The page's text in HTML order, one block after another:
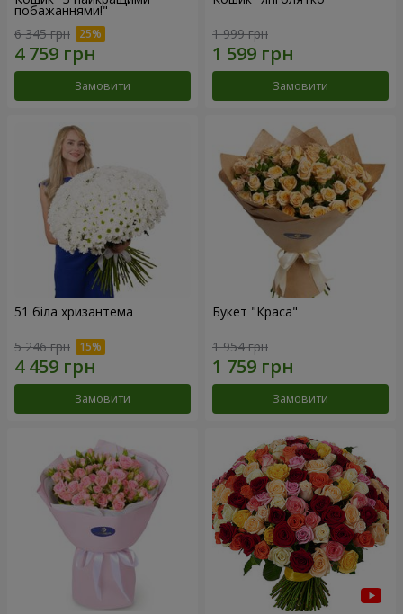
побажаннями!"
6 345 грн
Замовити
1 999 грн
Замовити
51 біла хризантема
5 246 грн
Замовити
Букет "Краса"
1 954 грн
Замовити